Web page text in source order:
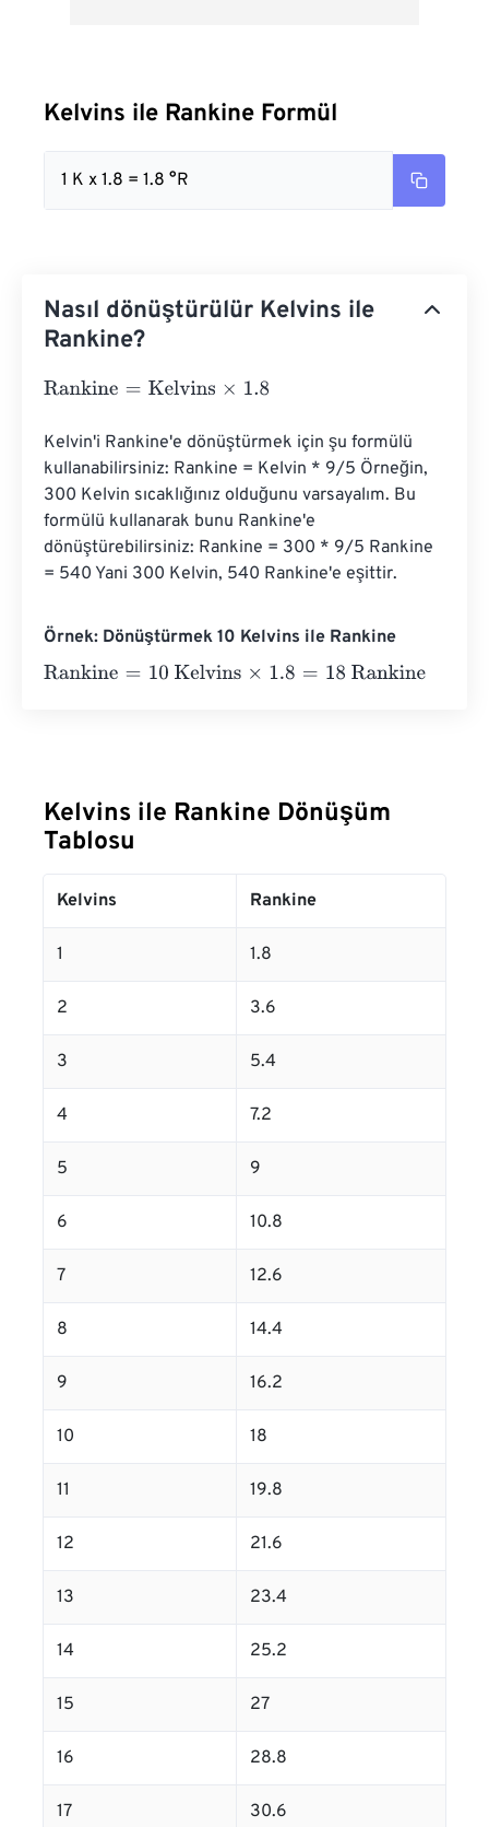
Kelvins ile Rankine Formül
1 K x 1.8 = 1.8 °R
Nasıl dönüştürülür Kelvins ile
Rankine?
Rankine= Kelvins×1.8
Kelvin'i Rankine'e dönüştürmek için şu formülü
kullanabilirsiniz: Rankine = Kelvin * 9/5 Örneğin,
300 Kelvin sıcaklığınız olduğunu varsayalım. Bu
formülü kullanarak bunu Rankine'e
dönüştürebilirsiniz: Rankine = 300 * 9/5 Rankine
= 540 Yani 300 Kelvin, 540 Rankine'e eşittir.
Örnek: Dönüştürmek 10 Kelvins ile Rankine
Rankine= 10 Kelvins×1.8= 18 Rankine
Kelvins ile Rankine Dönüşüm
Tablosu
Kelvins Rankine
1 1.8
2 3.6
3 5.4
4 7.2
5 9
6 10.8
7 12.6
8 14.4
9 16.2
10 18
11 19.8
12 21.6
13 23.4
14 25.2
15 27
16 28.8
17 30.6